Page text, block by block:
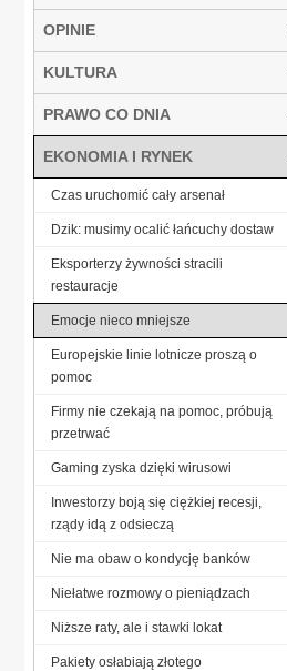
OPINIE
KULTURA
PRAWO CO DNIA
EKONOMIA I RYNEK
Czas uruchomić cały arsenał
Dzik: musimy ocalić łańcuchy dostaw
Eksporterzy żywności stracili
restauracje
Emocje nieco mniejsze
Europejskie linie lotnicze proszą o
pomoc
Firmy nie czekają na pomoc, próbują
przetrwać
Gaming zyska dzięki wirusowi
Inwestorzy boją się ciężkiej recesji,
rządy idą z odsieczą
Nie ma obaw o kondycję banków
Niełatwe rozmowy o pieniądzach
Niższe raty, ale i stawki lokat
Pakiety osłabiają złotego